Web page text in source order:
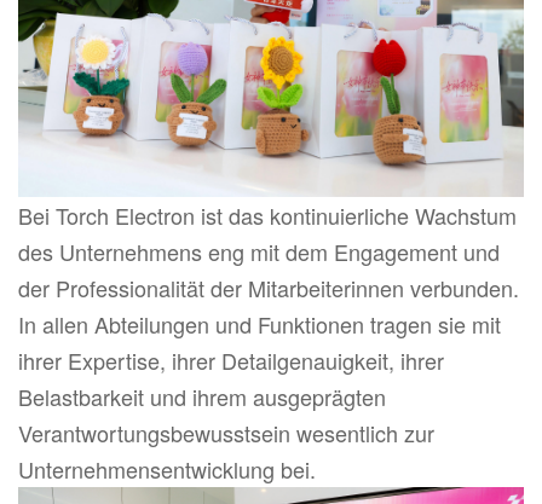
Bei Torch Electron ist das kontinuierliche Wachstum
des Unternehmens eng mit dem Engagement und
der Professionalität der Mitarbeiterinnen verbunden.
In allen Abteilungen und Funktionen tragen sie mit
ihrer Expertise, ihrer Detailgenauigkeit, ihrer
Belastbarkeit und ihrem ausgeprägten
Verantwortungsbewusstsein wesentlich zur
Unternehmensentwicklung bei.